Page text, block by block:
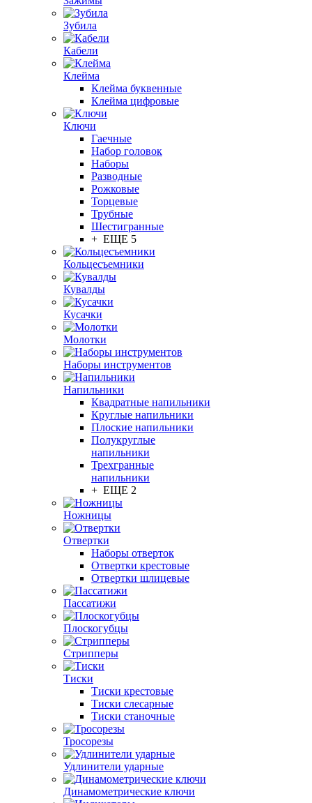
Зубила
Кабели
Клейма
Клейма буквенные
Клейма цифровые
Ключи
Гаечные
Набор головок
Наборы
Разводные
Рожковые
Торцевые
Трубные
Шестигранные
+ ЕЩЕ 5
Кольцесъемники
Кувалды
Кусачки
Молотки
Наборы инструментов
Напильники
Квадратные напильники
Круглые напильники
Плоские напильники
Полукруглые
напильники
Трехгранные
напильники
+ ЕЩЕ 2
Ножницы
Отвертки
Наборы отверток
Отвертки крестовые
Отвертки шлицевые
Пассатижи
Плоскогубцы
Стрипперы
Тиски
Тиски крестовые
Тиски слесарные
Тиски станочные
Тросорезы
Удлинители ударные
Динамометрические ключи